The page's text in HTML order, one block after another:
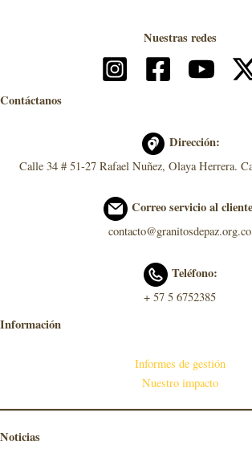
Nuestras redes
Contáctanos
Dirección:
Calle 34 # 51-27 Rafael Nuñez, Olaya Herrera.
Correo servicio al
contacto@granitosdepaz.org.co
Teléfono:
+ 57 5 6752385
Información
Informes de gestión
Nuestro impacto
Noticias